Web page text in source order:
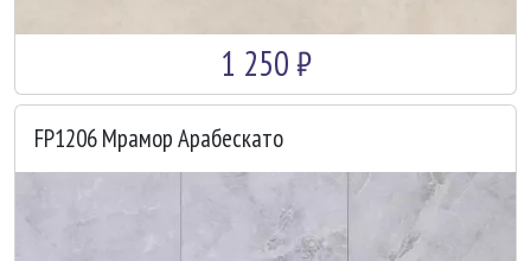
1 250 ₽
FP1206 Мрамор Арабескато